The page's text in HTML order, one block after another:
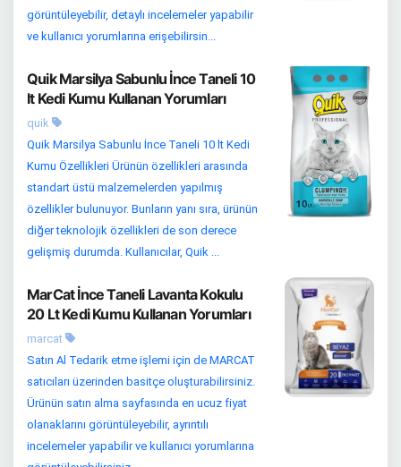
görüntüleyebilir, detaylı incelemeler yapabilir
ve kullanıcı yorumlarına erişebilirsin...
Quik Marsilya Sabunlu İnce Taneli 10
lt Kedi Kumu Kullanan Yorumları
quik
Quik Marsilya Sabunlu İnce Taneli 10 lt Kedi
Kumu Özellikleri Ürünün özellikleri arasında
standart üstü malzemelerden yapılmış
özellikler bulunuyor. Bunların yanı sıra, ürünün
diğer teknolojik özellikleri de son derece
gelişmiş durumda. Kullanıcılar, Quik ...
MarCat İnce Taneli Lavanta Kokulu
20 Lt Kedi Kumu Kullanan Yorumları
marcat
Satın Al Tedarik etme işlemi için de MARCAT
satıcıları üzerinden basitçe oluşturabilirsiniz.
Ürünün satın alma sayfasında en ucuz fiyat
olanaklarını görüntüleyebilir, ayrıntılı
incelemeler yapabilir ve kullanıcı yorumlarına